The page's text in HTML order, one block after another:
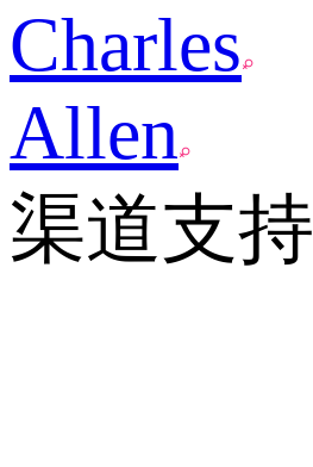
Charles
Allen
渠道支持